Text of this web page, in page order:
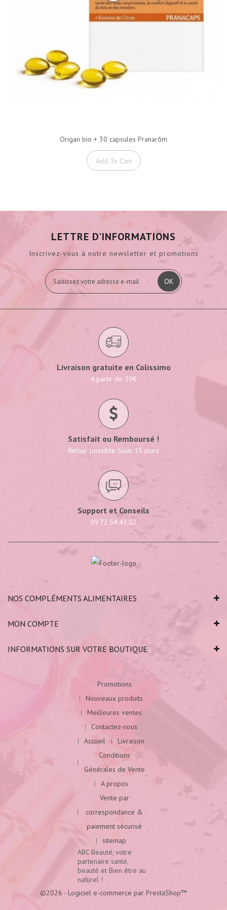
Origan bio + 30 capsules Pranarôm
Add To Cart
LETTRE D'INFORMATIONS
Inscrivez-vous à notre newsletter et promotions
OK
Livraison gratuite en Colissimo
A partir de 59€
Satisfait ou Remboursé !
Retour possible Sous 15 jours
Support et Conseils
09.72.54.43.02
NOS COMPLÉMENTS ALIMENTAIRES
MON COMPTE
INFORMATIONS SUR VOTRE BOUTIQUE
Promotions
Nouveaux produits
Meilleures ventes
Contactez-nous
Accueil
Livraison
Conditions
Générales de Vente
A propos
Vente par
correspondance &
paiement sécurisé
sitemap
ABC Beauté, votre
partenaire santé,
beauté et Bien être au
naturel !
©2026 - Logiciel e-commerce par PrestaShop™